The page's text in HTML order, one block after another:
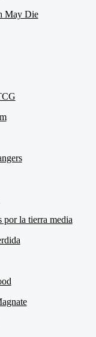
May Die
la tierra media